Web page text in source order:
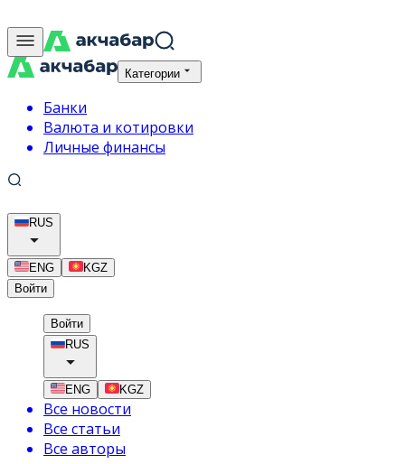
Категории
Банки
Валюта и котировки
Личные финансы
RUS
ENG
KGZ
Войти
Войти
RUS
ENG KGZ
Все новости
Все статьи
Все авторы